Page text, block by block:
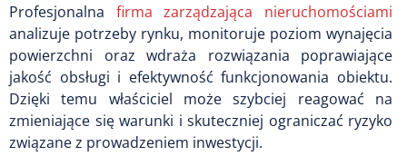
Profesjonalna firma zarządzająca nieruchomościami
analizuje potrzeby rynku, monitoruje poziom wynajęcia
powierzchni oraz wdraża rozwiązania poprawiające
jakość obsługi i efektywność funkcjonowania obiektu.
Dzięki temu właściciel może szybciej reagować na
zmieniające się warunki i skuteczniej ograniczać ryzyko
związane z prowadzeniem inwestycji.